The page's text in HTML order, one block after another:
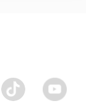
TikTok Youtube